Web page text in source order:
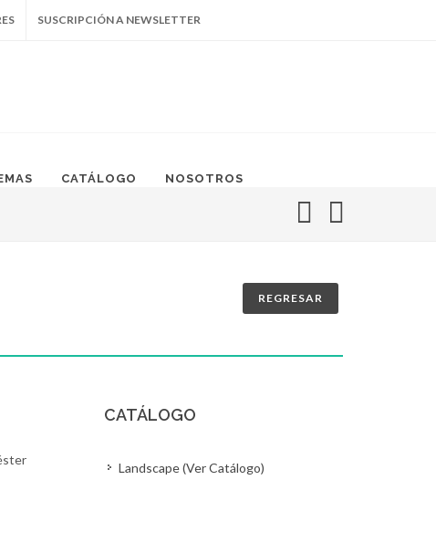
SUSCRIPCIÓN A NEWSLETTER
CATÁLOGO NOSOTROS
REGRESAR
CATÁLOGO
Landscape (Ver Catálogo)